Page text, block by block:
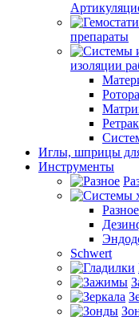
препараты
изоляции
Иглы, шприцы
Инструменты
Разное
Schwert